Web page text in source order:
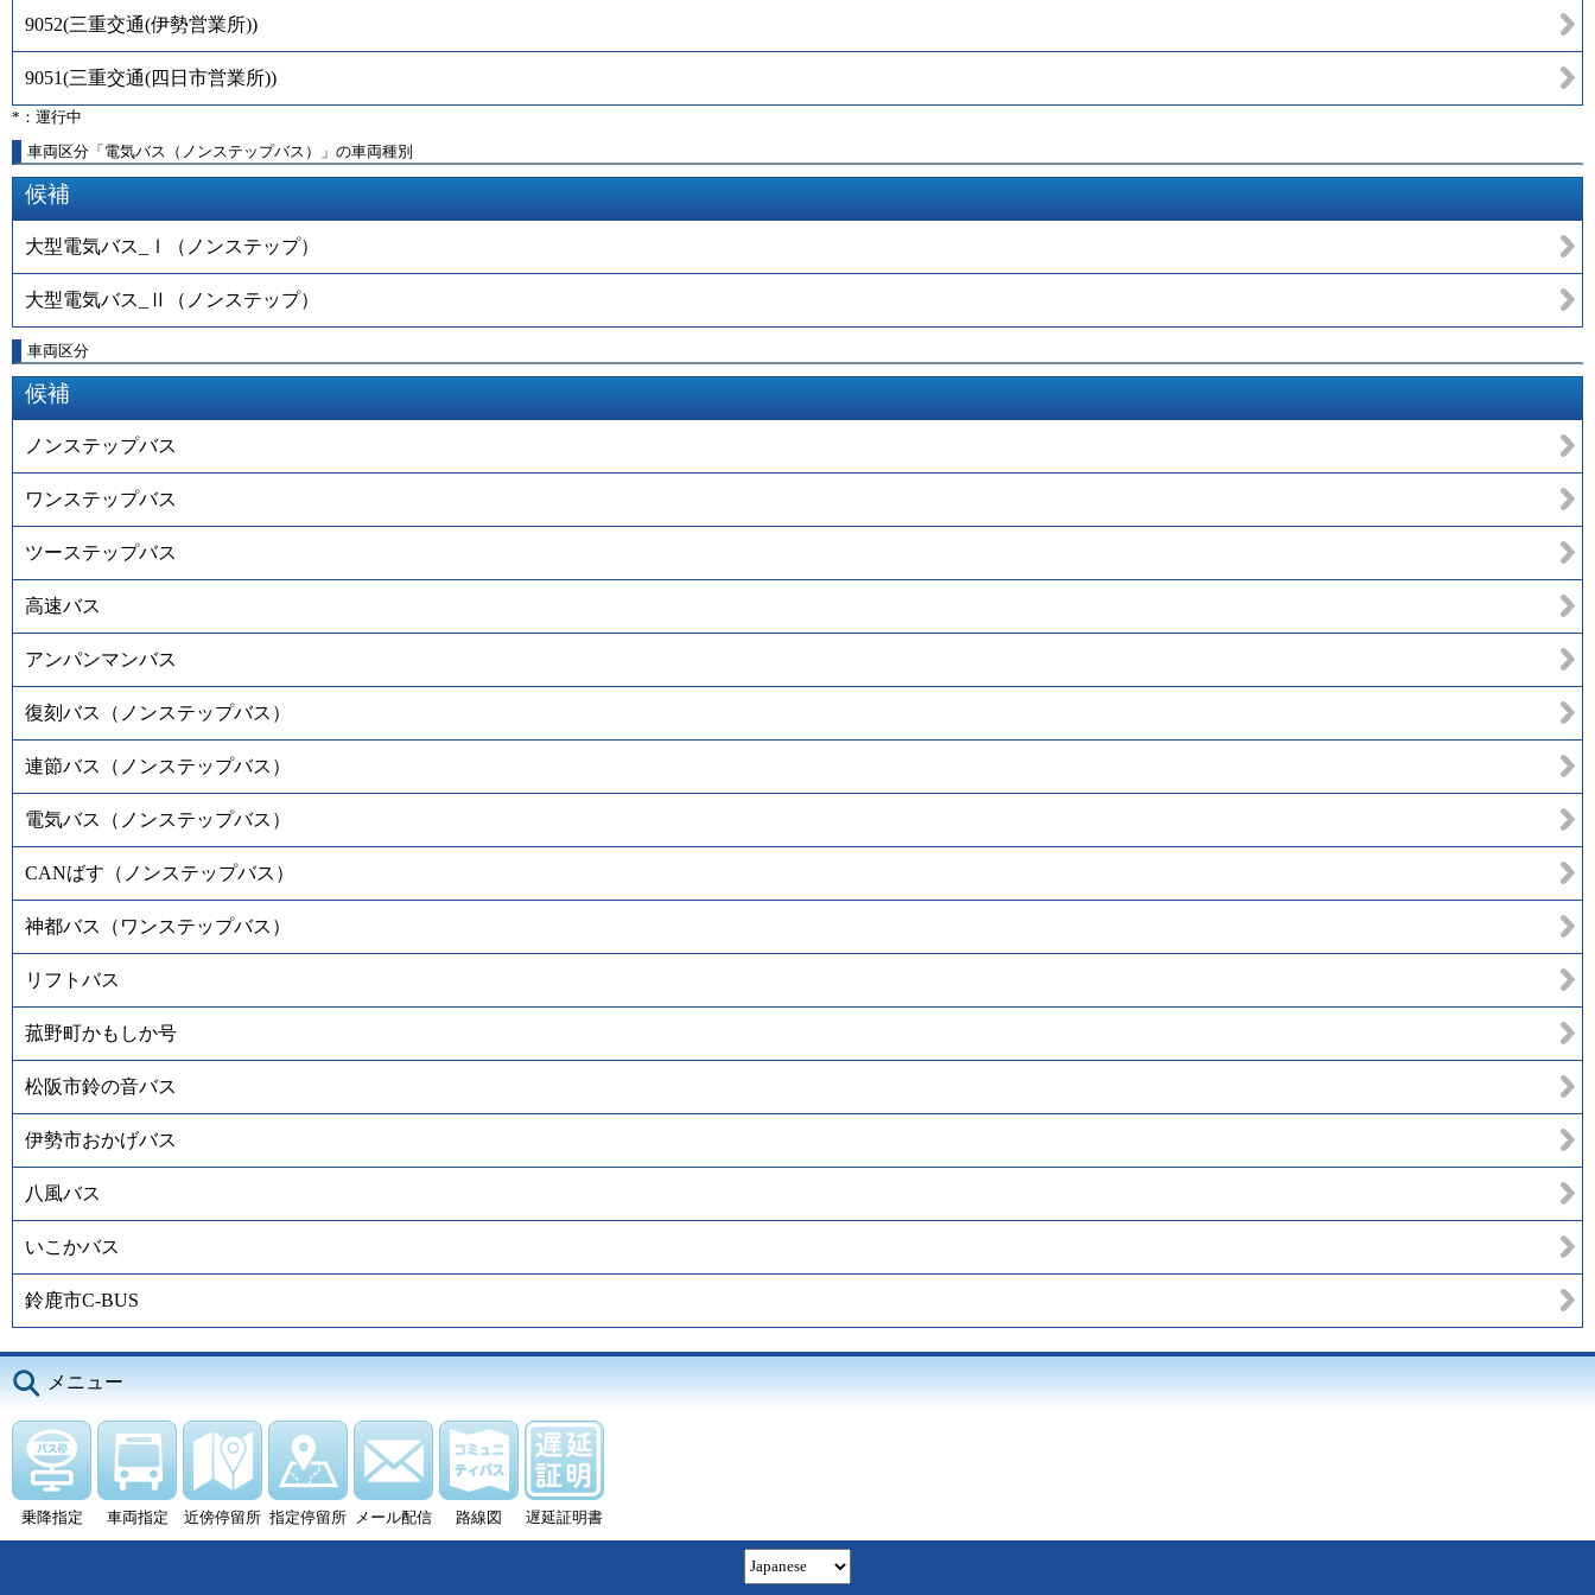
9052(三重交通(伊勢営業所))
9051(三重交通(四日市営業所))
*：運行中
車両区分「電気バス（ノンステップバス）」の車両種別
候補
大型電気バス_Ⅰ（ノンステップ）
大型電気バス_Ⅱ（ノンステップ）
車両区分
候補
ノンステップバス
ワンステップバス
ツーステップバス
高速バス
アンパンマンバス
復刻バス（ノンステップバス）
連節バス（ノンステップバス）
電気バス（ノンステップバス）
CANばす（ノンステップバス）
神都バス（ワンステップバス）
リフトバス
菰野町かもしか号
松阪市鈴の音バス
伊勢市おかげバス
八風バス
いこかバス
鈴鹿市C-BUS
メニュー
乗降指定 車両指定 近傍停留所 指定停留所 メール配信 路線図 遅延証明書